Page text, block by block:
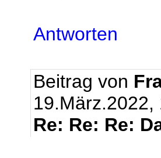
Antworten
Beitrag von
19.März.2022,
Re: Re: Re: